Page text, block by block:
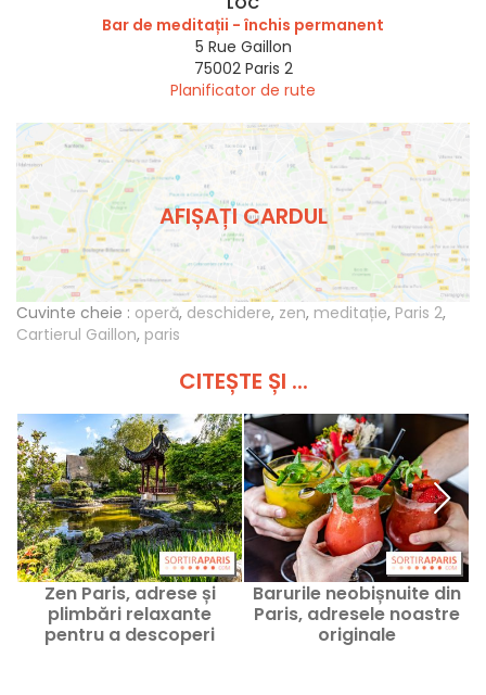
Bar de meditații - închis permanent
5 Rue Gaillon
75002 Paris 2
Planificator de rute
AFIȘAȚI CARDUL
Cuvinte cheie : operă, deschidere, zen, meditație, Paris 2,
Cartierul Gaillon, paris
CITEȘTE ȘI ...
Zen Paris, adrese și
plimbări relaxante
pentru a descoperi
Barurile neobișnuite din
Paris, adresele noastre
originale